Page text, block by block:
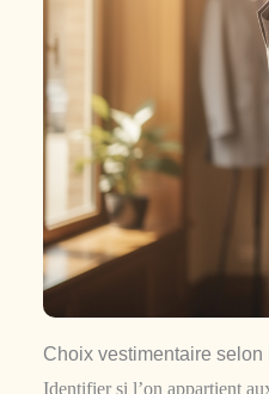
Choix vestimentaire selon
Identifier si l’on appartient